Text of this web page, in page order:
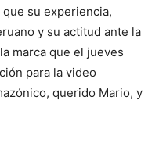
su experiencia,
y su actitud ante la
marca que el jueves
para la video
querido Mario, y